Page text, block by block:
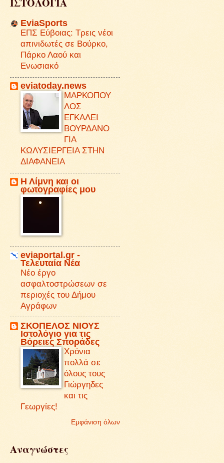
EviaSports
ΕΠΣ Εύβοιας: Τρεις νέοι
απινιδωτές σε Βούρκο,
Πάρκο Λαού και
Ενωσιακό
eviatoday.news
ΜΑΡΚΟΠΟΥ
ΛΟΣ
ΕΓΚΑΛΕΙ
ΒΟΥΡΔΑΝΟ
ΓΙΑ
ΚΩΛΥΣΙΕΡΓΕΙΑ ΣΤΗΝ
ΔΙΑΦΑΝΕΙΑ
Η Λίμνη και οι
φωτογραφίες μου
eviaportal.gr -
Τελευταία Νέα
Νέο έργο
ασφαλτοστρώσεων σε
περιοχές του Δήμου
Αγράφων
ΣΚΟΠΕΛΟΣ ΝΙΟΥΣ
Iστολόγιο για τις
Βόρειες Σποράδες
Χρόνια
πολλά σε
όλους τους
Γιώργηδες
και τις
Γεωργίες!
Εμφάνιση όλων
Αναγνώστες